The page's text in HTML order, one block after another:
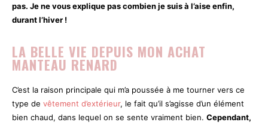
pas. Je ne vous explique pas combien je suis à l’aise enfin,
durant l’hiver !
LA BELLE VIE DEPUIS MON ACHAT
MANTEAU RENARD
C’est la raison principale qui m’a poussée à me tourner vers ce
type de vêtement d’extérieur, le fait qu’il s’agisse d’un élément
bien chaud, dans lequel on se sente vraiment bien. Cependant,